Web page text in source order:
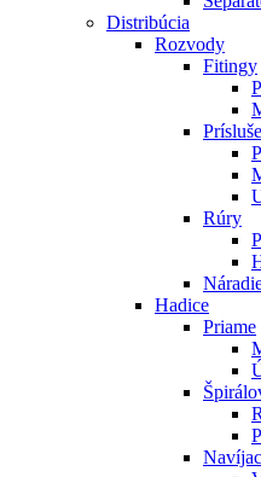
Distribúcia
Rozvody
Fitingy
Rúry
Hadice
Priame